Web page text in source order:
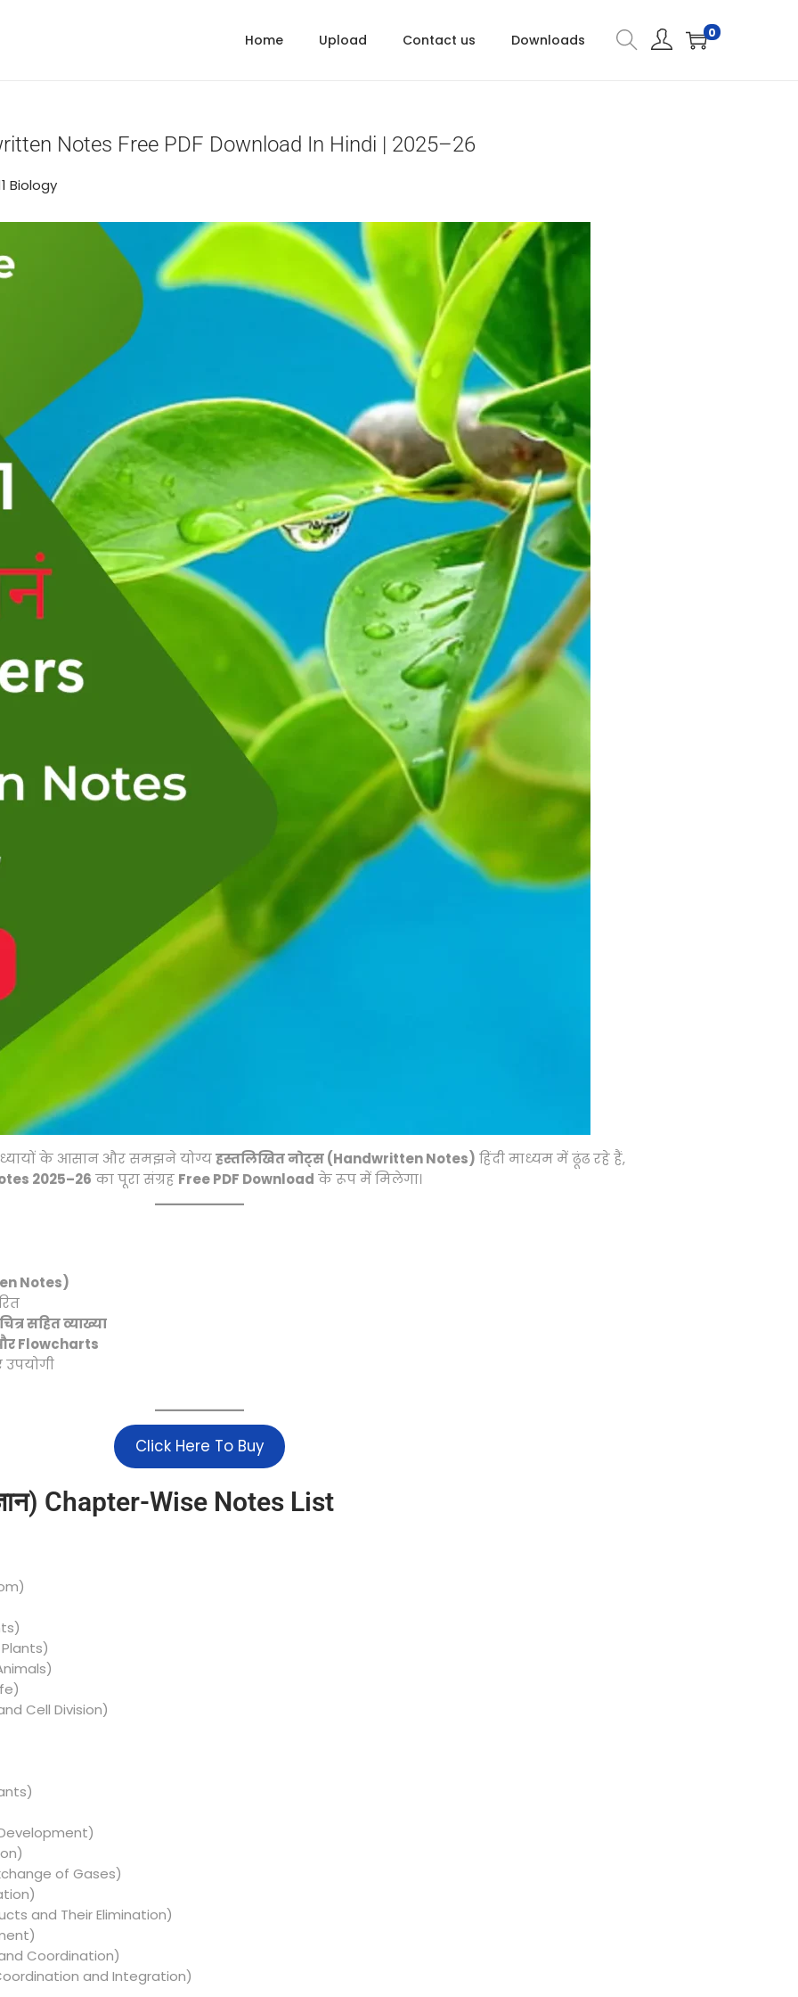
Home Upload Contact us Downloads 0
Notes Free PDF Download In Hindi | 2025–26
inBiology
के आसान और समझने योग्यहस्तलिखित नोट्स (Handwritten Notes) हिंदी माध्यम में ढूंढ रहे हैं,
2025–26 का पूरा संग्रह Free PDF Download के रूप में मिलेगा।
Notes)
सहित व्याख्या
Flowcharts
उपयोगी
Click Here To Buy
Chapter-Wise Notes List
Cell Division)
of Gases)
and Their Elimination)
Coordination)
and Integration)